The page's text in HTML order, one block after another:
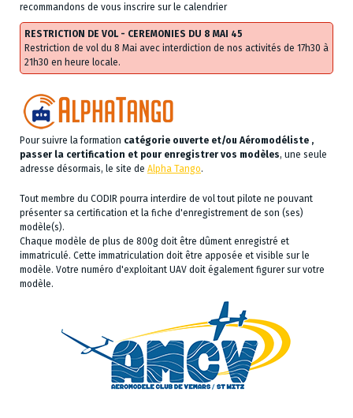
recommandons de vous inscrire sur le calendrier
RESTRICTION DE VOL - CEREMONIES DU 8 MAI 45
Restriction de vol du 8 Mai avec interdiction de nos activités de 17h30 à
21h30 en heure locale.
Pour suivre la formation catégorie ouverte et/ou Aéromodéliste ,
passer la certification et pour enregistrer vos modèles, une seule
adresse désormais, le site de Alpha Tango.
Tout membre du CODIR pourra interdire de vol tout pilote ne pouvant
présenter sa certification et la fiche d'enregistrement de son (ses)
modèle(s).
Chaque modèle de plus de 800g doit être dûment enregistré et
immatriculé. Cette immatriculation doit être apposée et visible sur le
modèle. Votre numéro d'exploitant UAV doit également figurer sur votre
modèle.